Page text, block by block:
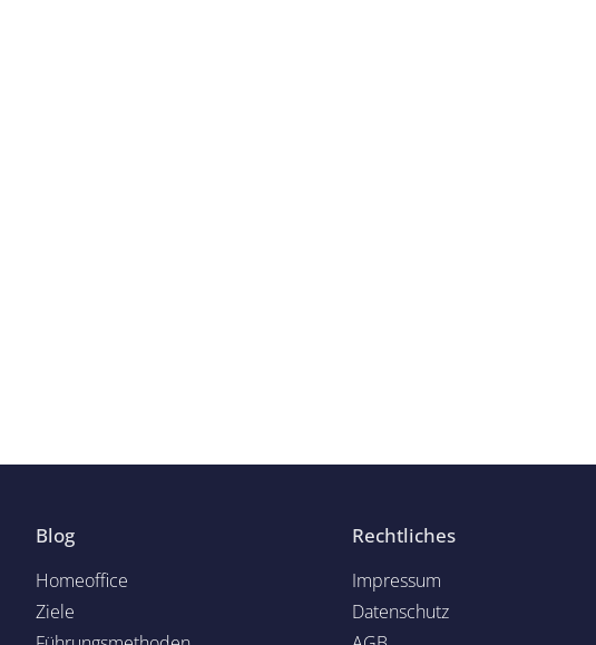
Blog
Homeoffice
Ziele
Rechtliches
Impressum
Datenschutz